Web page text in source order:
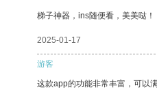
梯子神器，ins随便看，美美哒！
2025-01-17
游客
这款app的功能非常丰富，可以